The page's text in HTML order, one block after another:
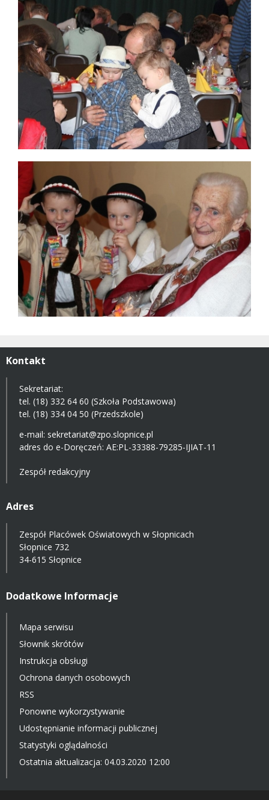
Kontakt
Sekretariat:
tel. (18) 332 64 60 (Szkoła Podstawowa)
tel. (18) 334 04 50 (Przedszkole)
e-mail: sekretariat@zpo.slopnice.pl
adres do e-Doręczeń: AE:PL-33388-79285-IJIAT-11
Zespół redakcyjny
Adres
Zespół Placówek Oświatowych w Słopnicach
Słopnice 732
34-615 Słopnice
Dodatkowe Informacje
Mapa serwisu
Słownik skrótów
Instrukcja obsługi
Ochrona danych osobowych
RSS
Ponowne wykorzystywanie
Udostępnianie informacji publicznej
Statystyki oglądalności
Ostatnia aktualizacja: 04.03.2020 12:00